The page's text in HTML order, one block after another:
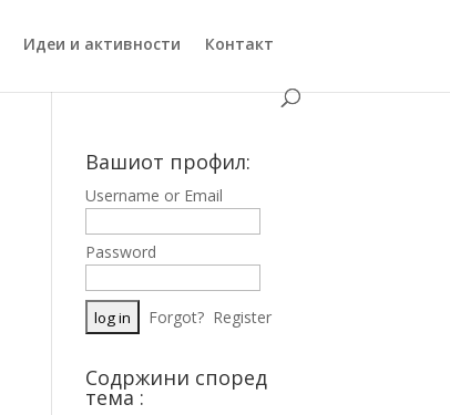
Идеи и активности Контакт
Вашиот профил:
Username or Email
Password
Forgot? Register
Содржини според
тема :